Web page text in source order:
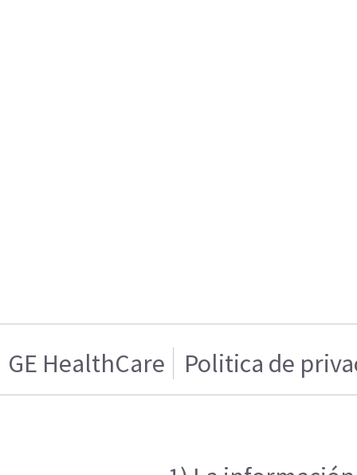
GE HealthCare Politica de